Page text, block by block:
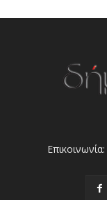
Επικοινωνία: